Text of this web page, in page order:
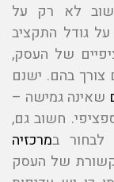
לא רק על
גודל התקציב
של העסק,
צורך בהם. ישנם
שאינה גמישה –
חשוב גם,
לבחור במרכזיה
של העסק